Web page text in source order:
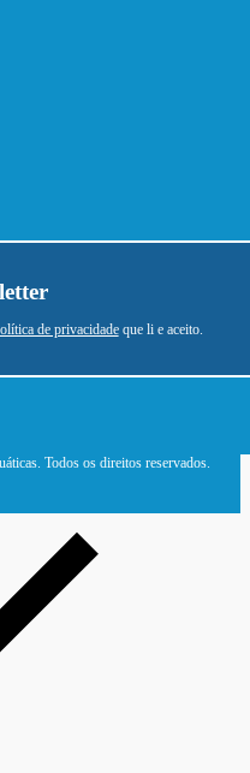
de privacidadeque li e aceito.
Todos os direitos reservados.